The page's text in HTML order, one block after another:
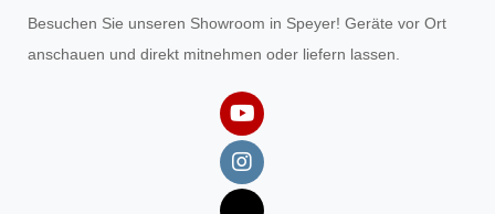
Besuchen Sie unseren Showroom in Speyer! Geräte vor Ort
anschauen und direkt mitnehmen oder liefern lassen.